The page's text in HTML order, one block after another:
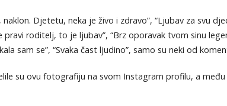
Djetetu, neka je živo i zdravo”, “Ljubav za svu
pravi roditelj, to je ljubav”, “Brz oporavak tvom sinu
sam se”, “Svaka čast ljudino”, samo su neki od
su ovu fotografiju na svom Instagram profilu, a među